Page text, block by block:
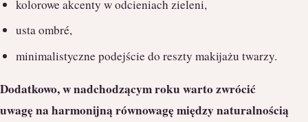
kolorowe akcenty w odcieniach zieleni,
usta ombré,
minimalistyczne podejście do reszty makijażu twarzy.
Dodatkowo, w nadchodzącym roku warto zwrócić
uwagę na harmonijną równowagę między naturalnością